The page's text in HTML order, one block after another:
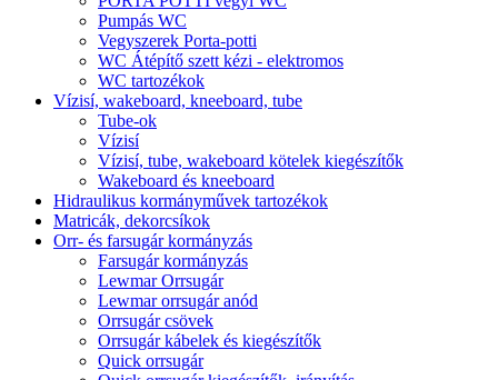
Pumpás WC
Vegyszerek Porta-potti
WC Átépítő szett kézi - elektromos
WC tartozékok
Vízisí, wakeboard, kneeboard, tube
Tube-ok
Vízisí
Vízisí, tube, wakeboard kötelek kiegészítők
Wakeboard és kneeboard
Hidraulikus kormányművek tartozékok
Matricák, dekorcsíkok
Orr- és farsugár kormányzás
Farsugár kormányzás
Lewmar Orrsugár
Lewmar orrsugár anód
Orrsugár csövek
Orrsugár kábelek és kiegészítők
Quick orrsugár